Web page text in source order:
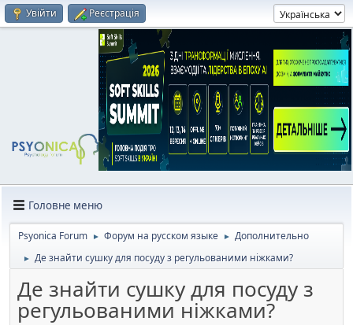
Увійти Реєстрація
Головне меню
Psyonica Forum ► Форум на русском языке ► Дополнительно
► Де знайти сушку для посуду з регульованими ніжками?
Де знайти сушку для посуду з
регульованими ніжками?